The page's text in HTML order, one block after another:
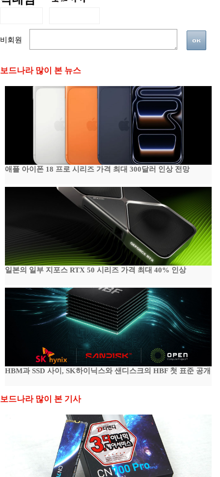
비회원
보드나라 많이 본 뉴스
애플 아이폰 18 프로 시리즈 가격 최대 300달러 인상 전망
일본의 일부 지포스 RTX 50 시리즈 가격 최대 40% 인상
HBM과 SSD 사이, SK하이닉스와 샌디스크의 HBF 첫 표준 공개
보드나라 많이 본 기사